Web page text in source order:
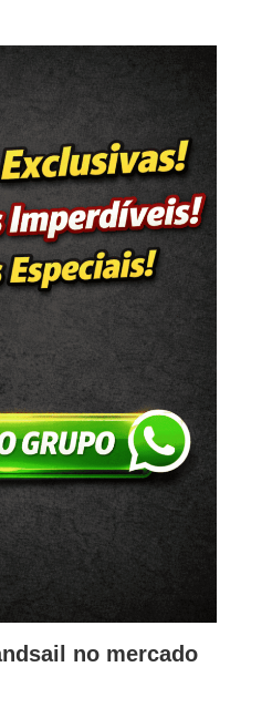
no mercado